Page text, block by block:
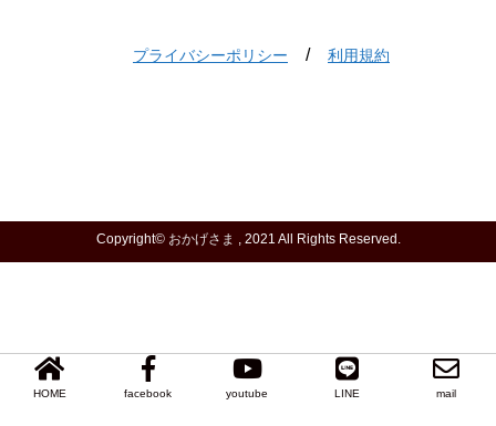
プライバシーポリシー / 利用規約
HOME facebook youtube LINE mail
Copyright© おかげさま , 2021 All Rights Reserved.